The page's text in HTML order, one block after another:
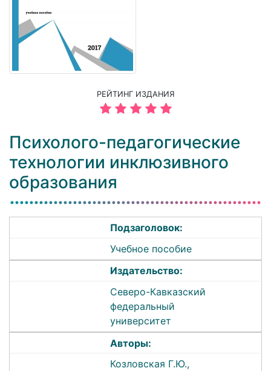
РЕЙТИНГ ИЗДАНИЯ
Психолого-педагогические
технологии инклюзивного
образования
Подзаголовок:
Учебное пособие
Издательство:
Северо-Кавказский
федеральный
университет
Авторы:
Козловская Г.Ю.,